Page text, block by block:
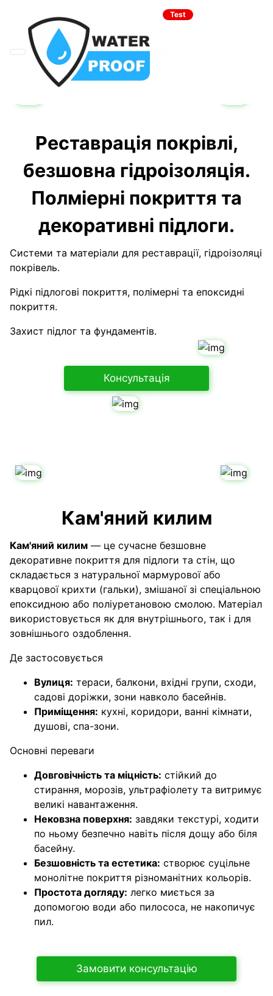
Test
Реставрація покрівлі,
безшовна гідроізоляція.
Полміерні покриття та
декоративні підлоги.
Системи та матеріали для реставрації, гідроізоляці
покрівель.
Рідкі підлогові покриття, полімерні та епоксидні
покриття.
Захист підлог та фундаментів.
Консультація
Кам'яний килим
Кам'яний килим — це сучасне безшовне
декоративне покриття для підлоги та стін, що
складається з натуральної мармурової або
кварцової крихти (гальки), змішаної зі спеціальною
епоксидною або поліуретановою смолою. Матеріал
використовується як для внутрішнього, так і для
зовнішнього оздоблення.
Де застосовується
Вулиця: тераси, балкони, вхідні групи, сходи,
садові доріжки, зони навколо басейнів.
Приміщення: кухні, коридори, ванні кімнати,
душові, спа-зони.
Основні переваги
Довговічність та міцність: стійкий до
стирання, морозів, ультрафіолету та витримує
великі навантаження.
Нековзна поверхня: завдяки текстурі, ходити
по ньому безпечно навіть після дощу або біля
басейну.
Безшовність та естетика: створює суцільне
монолітне покриття різноманітних кольорів.
Простота догляду: легко миється за
допомогою води або пилососа, не накопичує
пил.
Замовити консультацію